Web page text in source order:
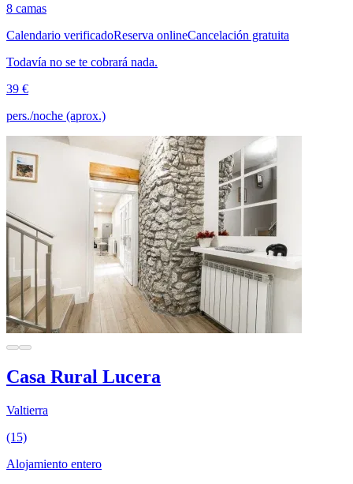
8 camas
Calendario verificadoReserva onlineCancelación gratuita
Todavía no se te cobrará nada.
39 €
pers./noche (aprox.)
Casa Rural Lucera
Valtierra
(15)
Alojamiento entero